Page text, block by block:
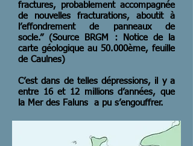
fractures, probablement accompagnée
de nouvelles fracturations, aboutit à
l’effondrement de panneaux de
socle.’’ (Source BRGM : Notice de la
carte géologique au 50.000ème, feuille
de Caulnes)
C’est dans de telles dépressions, il y a
entre 16 et 12 millions d’années, que
la Mer des Faluns a pu s’engouffrer.